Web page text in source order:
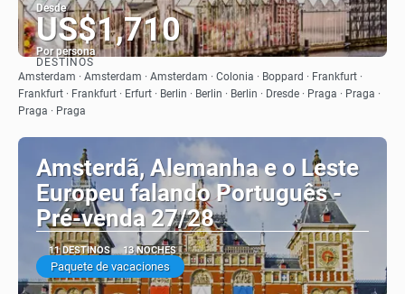
Desde
US$1,710
Por persona
Ver
DESTINOS
Amsterdam · Amsterdam · Amsterdam · Colonia · Boppard · Frankfurt ·
Frankfurt · Frankfurt · Erfurt · Berlin · Berlin · Berlin · Dresde · Praga · Praga ·
Praga · Praga
Amsterdã, Alemanha e o Leste
Europeu falando Português -
Pré-venda 27/28
11 DESTINOS 13 NOCHES
Paquete de vacaciones